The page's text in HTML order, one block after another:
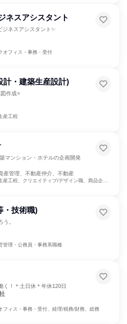
ネスアシスタント
ネスアシスタント✨
オフィス・事務・受付
計・建築生産設計)
作成⭐
産工程
マンション・ホテルの企画開発
産管理、不動産仲介、不動産
、クリエイティブ/デザイン職、商品企画、マーケティング・広報・広告・宣伝系職種
・技術職)
。
管理・公務員・事務系職種
く！＊土日休＊年休120日
フィス・事務・受付、経理/税務/財務、総務